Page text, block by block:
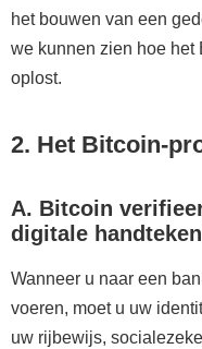
het bouwen van een
we kunnen zien hoe het
oplost.
2. Het Bitcoin-
A. Bitcoin
digitale
Wanneer u naar een
voeren, moet u uw
uw rijbewijs,